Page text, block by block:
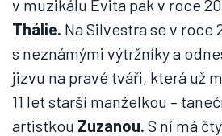
v muzikálu Evita pak v roce
Thálie. Na Silvestra se v roce
s neznámými výtržníky a
jizvu na pravé tváři, která už
11 let starší manželkou –
artistkou Zuzanou. S ní má